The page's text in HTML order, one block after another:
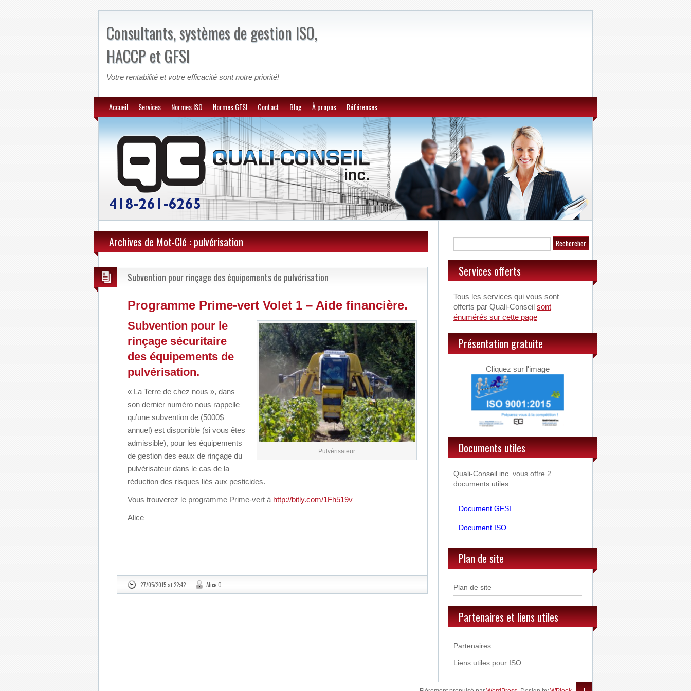
Consultants, systèmes de gestion ISO,
HACCP et GFSI
Votre rentabilité et votre efficacité sont notre priorité!
Accueil Services Normes ISO Normes GFSI Contact Blog À propos Références
Archives de Mot-Clé : pulvérisation
Subvention pour rinçage des équipements de pulvérisation
Programme Prime-vert Volet 1 – Aide financière.
Pulvérisateur
Subvention pour le
rinçage sécuritaire
des équipements de
pulvérisation.
« La Terre de chez nous », dans
son dernier numéro nous rappelle
qu’une subvention de (5000$
annuel) est disponible (si vous êtes
admissible), pour les équipements
de gestion des eaux de rinçage du
pulvérisateur dans le cas de la
réduction des risques liés aux pesticides.
Vous trouverez le programme Prime-vert à http://bitly.com/1Fh519v
Alice
27/05/2015 at 22:42 Alice O
Services offerts
Tous les services qui vous sont
offerts par Quali-Conseil sont
énumérés sur cette page
Présentation gratuite
Cliquez sur l'image
Documents utiles
Quali-Conseil inc. vous offre 2
documents utiles :
Document GFSI
Document ISO
Plan de site
Plan de site
Partenaires et liens utiles
Partenaires
Liens utiles pour ISO